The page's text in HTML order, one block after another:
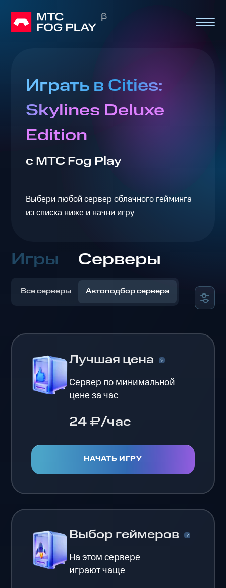
Играть в Cities:
Skylines Deluxe
Edition
с МТС Fog Play
Выбери любой сервер облачного гейминга
из списка ниже и начни игру
Игры Серверы
Все серверы Автоподбор сервера
Лучшая цена
Сервер по минимальной
цене за час
24 ₽/час
НАЧАТЬ ИГРУ
Выбор геймеров
На этом сервере
играют чаще